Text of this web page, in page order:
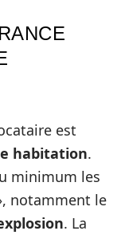
est
habitation.
minimum les
notamment le
. La